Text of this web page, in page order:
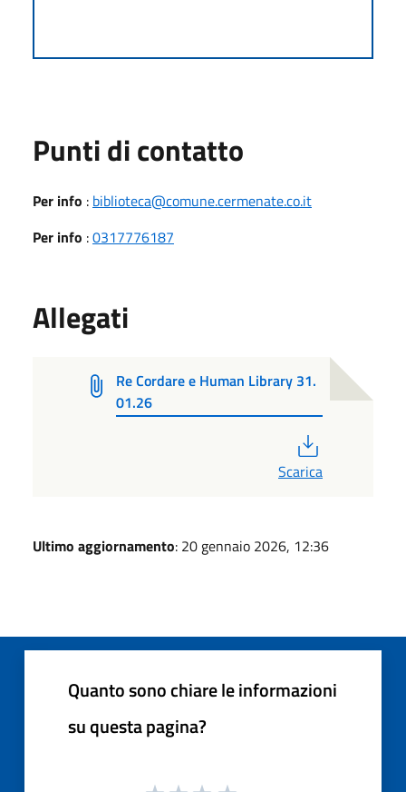
Punti di contatto
Per info : biblioteca@comune.cermenate.co.it
Per info :0317776187
Allegati
Re Cordare e Human Library 31.
01.26
Scarica
Ultimo aggiornamento: 20 gennaio 2026, 12:36
Quanto sono chiare le informazioni
su questa pagina?